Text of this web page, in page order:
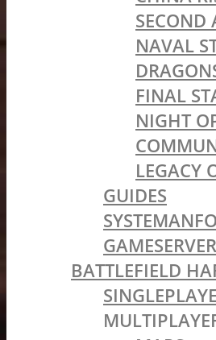
SECOND
NAVAL
FINAL
NIGHT
LEGACY
GUIDES
BATTLEFIELD